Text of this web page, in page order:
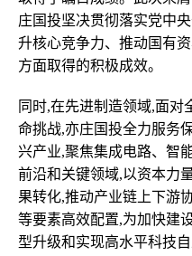
庄国投坚决贯彻落实党中
升核心竞争力、推动国有
方面取得的积极成效。
同时,在先进制造领域,面
命挑战,亦庄国投全力服务
兴产业,聚焦集成电路、智
前沿和关键领域,以资本力
果转化,推动产业链上下游
等要素高效配置,为加快建
型升级和实现高水平科技